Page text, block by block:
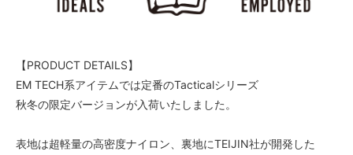
【PRODUCT DETAILS】
EM TECH系アイテムでは定番のTacticalシリーズ
秋冬の限定バージョンが入荷いたしました。
表地は超軽量の高密度ナイロン、裏地にTEIJIN社が開発した